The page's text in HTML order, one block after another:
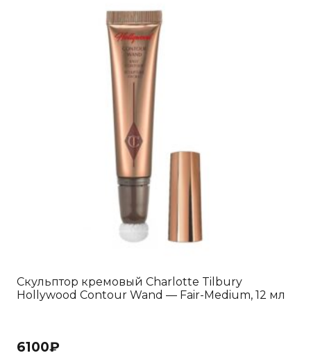
Скульптор кремовый Charlotte Tilbury
Hollywood Contour Wand — Fair-Medium, 12 мл
6100₽